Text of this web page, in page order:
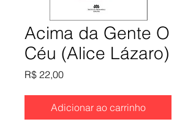
Acima da Gente O
Céu (Alice Lázaro)
R$ 22,00Preço
Adicionar ao carrinho